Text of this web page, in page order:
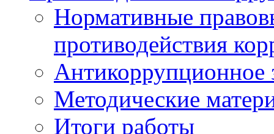
Нормативные
противодействия
Антикоррупционное
Методические
Итоги работы